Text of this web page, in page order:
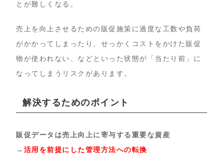
とが難しくなる。
売上を向上させるための販促施策に過度な工数や負荷
がかかってしまったり、せっかくコストをかけた販促
物が使われない、などといった状態が「当たり前」に
なってしまうリスクがあります。
解決するためのポイント
販促データは売上向上に寄与する重要な資産
→ 活用を前提にした管理方法への転換